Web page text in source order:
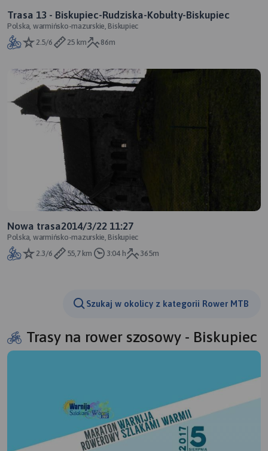
Trasa 13 - Biskupiec-Rudziska-Kobułty-Biskupiec
Polska, warmińsko-mazurskie, Biskupiec
2.5/6
25 km 86m
Nowa trasa2014/3/22 11:27
Polska, warmińsko-mazurskie, Biskupiec
2.3/6
55,7 km 3:04 h 365m
Szukaj w okolicy z kategorii Rower MTB
Trasy na rower szosowy - Biskupiec